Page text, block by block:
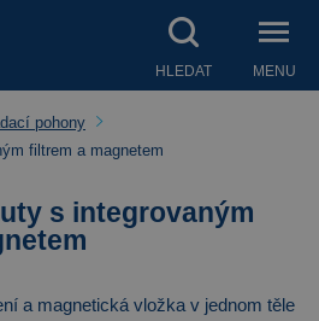
HLEDAT MENU
pohony
filtrem a magnetem
s integrovaným
a magnetická vložka v jednom těle